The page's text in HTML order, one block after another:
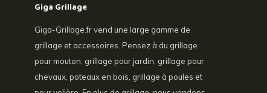
Giga Grillage
Giga-Grillage.fr vend une large gamme de
grillage et accessoires. Pensez à du grillage
pour mouton, grillage pour jardin, grillage pour
chevaux, poteaux en bois, grillage à poules et